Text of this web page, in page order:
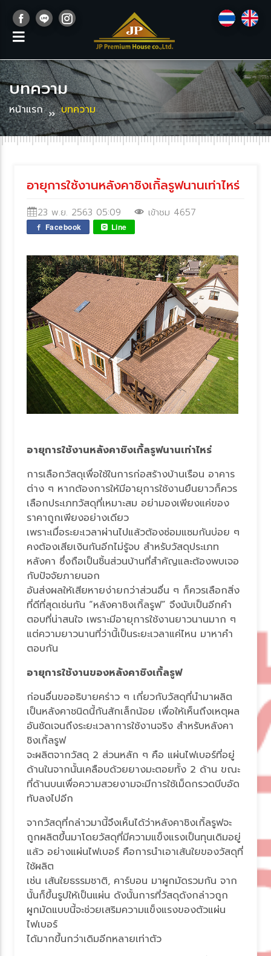
บทความ
หน้าแรก บทความ
อายุการใช้งานหลังคาชิงเกิ้ลรูฟนานเท่าไหร่
23 พ.ย. 2563 05:09 เข้าชม 4657
Facebook Line
อายุการใช้งานหลังคาชิงเกิ้ลรูฟนานเท่าไหร่
การเลือกวัสดุเพื่อใช้ในการก่อสร้างบ้านเรือน อาคาร
ต่าง ๆ หากต้องการให้มีอายุการใช้งานยืนยาวก็ควร
เลือกประเภทวัสดุที่เหมาะสม อย่ามองเพียงแค่ของ
ราคาถูกเพียงอย่างเดียว
เพราะเมื่อระยะเวลาผ่านไปแล้วต้องซ่อมแซมกันบ่อย ๆ
คงต้องเสียเงินกันอีกไม่รู้จบ สำหรับวัสดุประเภท
หลังคา ซึ่งถือเป็นชิ้นส่วนบ้านที่สำคัญและต้องพบเจอ
กับปัจจัยภายนอก
อันส่งผลให้เสียหายง่ายกว่าส่วนอื่น ๆ ก็ควรเลือกสิ่ง
ที่ดีที่สุดเช่นกัน “หลังคาชิงเกิ้ลรูฟ” จึงนับเป็นอีกคำ
ตอบที่น่าสนใจ เพราะมีอายุการใช้งานยาวนานมาก ๆ
ต่ความยาวนานที่ว่านี้เป็นระยะเวลาแค่ไหน มาหาคำ
ตอบกัน
อายุการใช้งานของหลังคาชิงเกิ้ลรูฟ
ก่อนอื่นขออธิบายคร่าว ๆ เกี่ยวกับวัสดุที่นำมาผลิต
เป็นหลังคาชนิดนี้กันสักเล็กน้อย เพื่อให้เห็นถึงเหตุผล
อันชัดเจนถึงระยะเวลาการใช้งานจริง สำหรับหลังคา
ชิงเกิ้ลรูฟ
จะผลิตจากวัสดุ 2 ส่วนหลัก ๆ คือ แผ่นไฟเบอร์ที่อยู่
ด้านในจากนั้นเคลือบด้วยยางมะตอยทั้ง 2 ด้าน ขณะ
ที่ด้านบนเพื่อความสวยงามจะมีการใช้เม็ดกรวดบีบอัด
ทับลงไปอีก
จากวัสดุที่กล่าวมานี้จึงเห็นได้ว่าหลังคาชิงเกิ้ลรูฟจะ
ถูกผลิตขึ้นมาโดยวัสดุที่มีความแข็งแรงเป็นทุนเดิมอยู่
ล้ว อย่างแผ่นไฟเบอร์ คือการนำเอาเส้นใยของวัสดุที่
ช้ผลิต
เช่น เส้นใยธรรมชาติ, คาร์บอน มาผูกมัดรวมกัน จาก
นั้นก็ขึ้นรูปให้เป็นแผ่น ดังนั้นการที่วัสดุดังกล่าวถูก
ผูกมัดแบบนี้จะช่วยเสริมความแข็งแรงของตัวแผ่น
ไฟเบอร์
ได้มากขึ้นกว่าเดิมอีกหลายเท่าตัว